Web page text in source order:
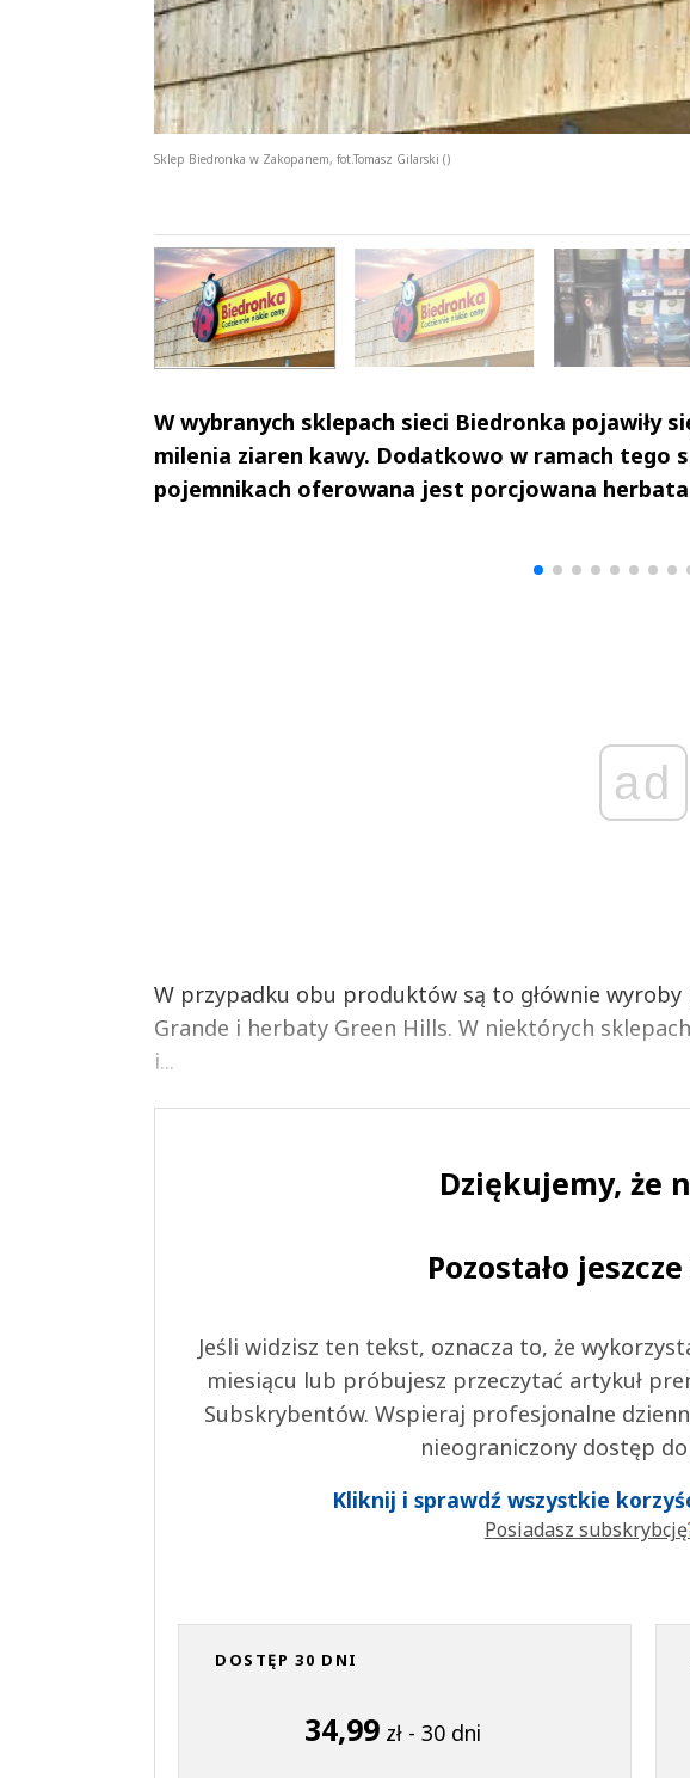
Sklep Biedronka w Zakopanem, fot.Tomasz Gilarski ()
W wybranych sklepach sieci Biedronka pojawiły
milenia ziaren kawy. Dodatkowo w ramach tego
pojemnikach oferowana jest porcjowana
ad
W przypadku obu produktów są to głównie wyroby
Grande i herbaty Green Hills. W niektórych
i...
Dziękujemy, że
Pozostało
Jeśli widzisz ten tekst, oznacza to, że
miesiącu lub próbujesz przeczytać artykuł
Subskrybentów. Wspieraj profesjonalne
nieograniczony dostęp
Kliknij i sprawdź wszystkie
Posiadasz
DOSTĘP 30 DNI
34,99 zł - 30 dni
Andrzej i Marta
Marta i Andrzej